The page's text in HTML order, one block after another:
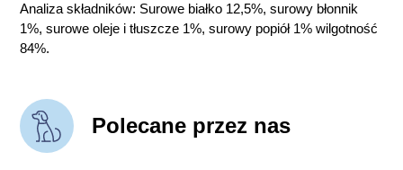
Analiza składników: Surowe białko 12,5%, surowy błonnik
1%, surowe oleje i tłuszcze 1%, surowy popiół 1% wilgotność
84%.
Polecane przez nas